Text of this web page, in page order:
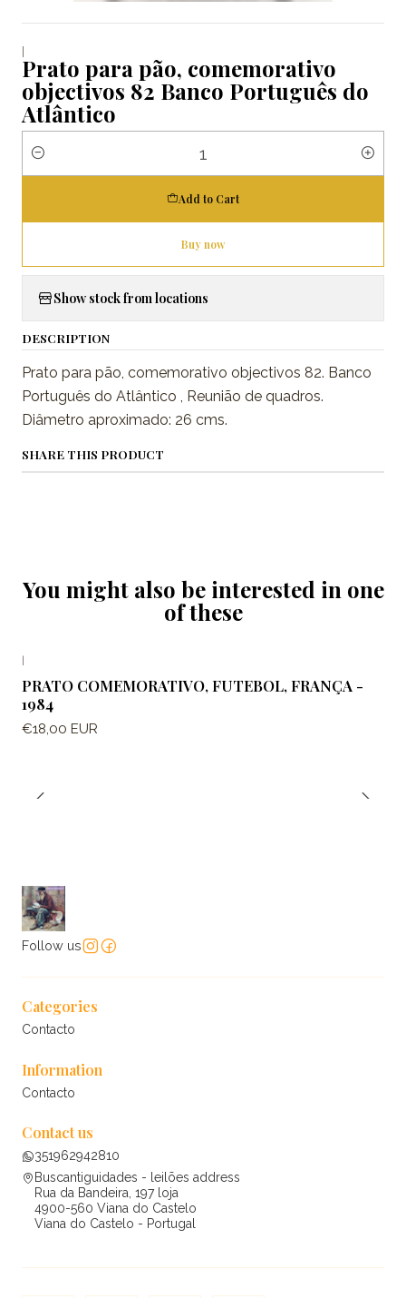
|
Prato para pão, comemorativo
objectivos 82 Banco Português do
Atlântico
Quantity
Add to Cart
Buy now
Show stock from locations
DESCRIPTION
Prato para pão, comemorativo objectivos 82. Banco
Português do Atlântico , Reunião de quadros.
Diâmetro aproximado: 26 cms.
SHARE THIS PRODUCT
You might also be interested in one
of these
|
PRATO COMEMORATIVO, FUTEBOL, FRANÇA -
1984
€18,00 EUR
Follow us
Categories
Contacto
Information
Contacto
Contact us
351962942810
Buscantiguidades - leilões address
Rua da Bandeira, 197 loja
4900-560 Viana do Castelo
Viana do Castelo - Portugal